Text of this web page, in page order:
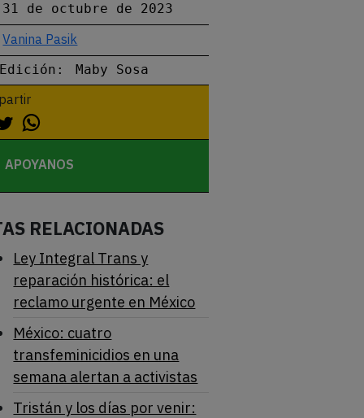
31 de octubre de 2023
Vanina Pasik
Edición: Maby Sosa
APOYANOS
RELACIONADAS
Ley Integral Trans y
reparación histórica: el
reclamo urgente en México
México: cuatro
transfeminicidios en una
semana alertan a activistas
Tristán y los días por venir: